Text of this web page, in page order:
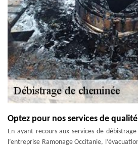
Optez pour nos services de qualité
En ayant recours aux services de
l’entreprise Ramonage Occitanie,